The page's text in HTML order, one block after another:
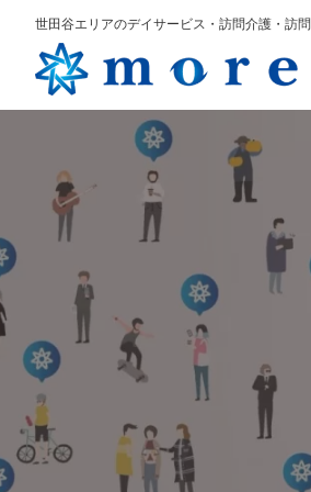
世田谷エリアのデイサービス・訪問介護・訪